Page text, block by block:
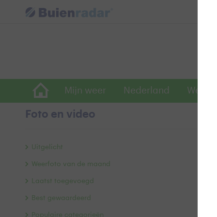
Mijn weer Nederland
Foto en video
Uitgelicht
Weerfoto van de maand
Laatst toegevoegd
Best gewaardeerd
Populaire categorieën